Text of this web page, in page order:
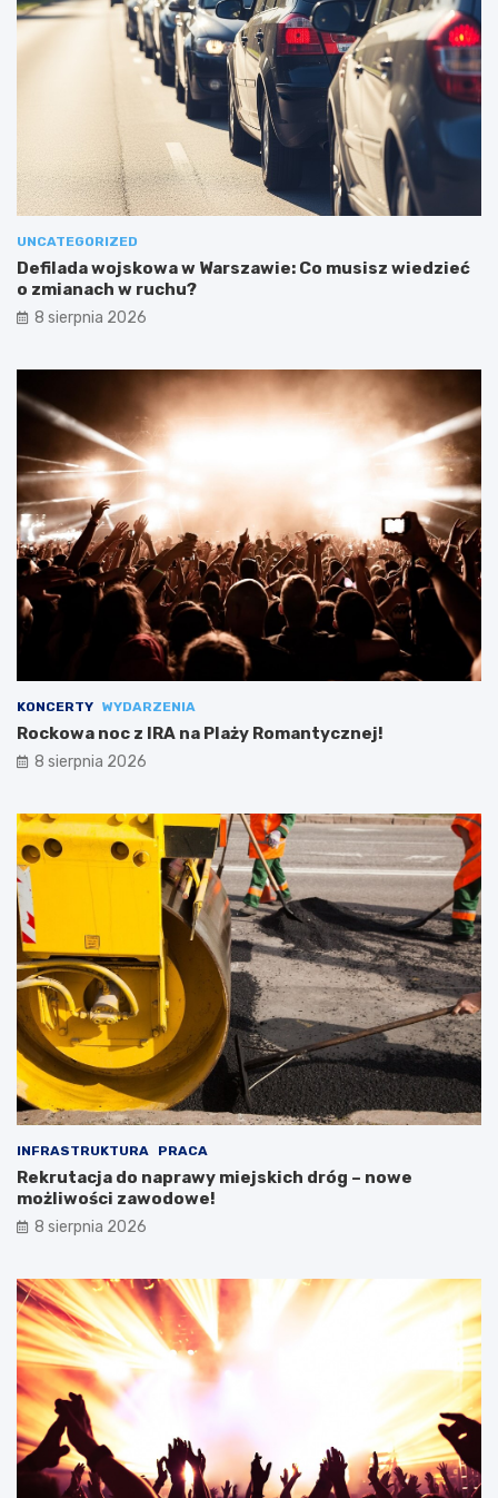
UNCATEGORIZED
Defilada wojskowa w Warszawie: Co musisz wiedzieć
o zmianach w ruchu?
8 sierpnia 2026
KONCERTY WYDARZENIA
Rockowa noc z IRA na Plaży Romantycznej!
8 sierpnia 2026
INFRASTRUKTURA PRACA
Rekrutacja do naprawy miejskich dróg – nowe
możliwości zawodowe!
8 sierpnia 2026